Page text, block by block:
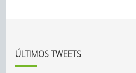
ÚLTIMOS TWEETS